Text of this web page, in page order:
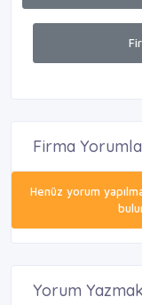
Firma
Henüz yorum
Yorum